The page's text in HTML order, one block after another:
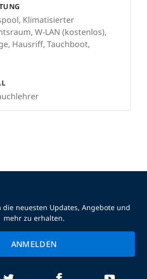
Klimatisierter
W-LAN (kostenlos),
Hausriff, Tauchboot,
neuesten Updates, Angebote und
mehr zu erhalten.
ANMELDEN